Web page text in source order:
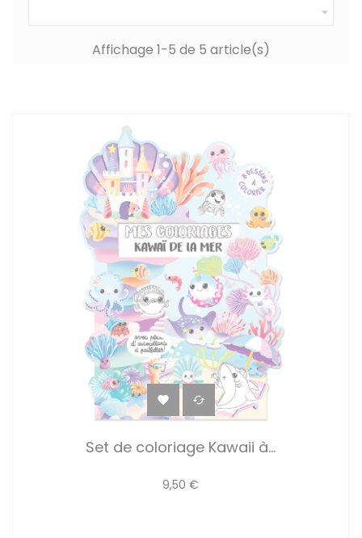

Affichage 1-5 de 5 article(s)
 
Set de coloriage Kawaii à...
9,50 €